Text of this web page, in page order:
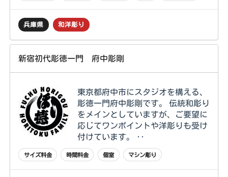
兵庫県 和洋彫り
新宿初代彫徳一門 府中彫剛
東京都府中市にスタジオを構える、
彫徳一門府中彫剛です。 伝統和彫り
をメインとしていますが、ご要望に
応じてワンポイントや洋彫りも受け
付けています。 ‥
サイズ料金 時間料金 個室 マシン彫り